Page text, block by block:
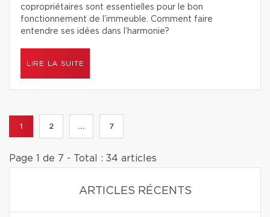
copropriétaires sont essentielles pour le bon
fonctionnement de l’immeuble. Comment faire
entendre ses idées dans l’harmonie?
LIRE LA SUITE
1 2 ... 7
Page 1 de 7 - Total : 34 articles
ARTICLES RÉCENTS